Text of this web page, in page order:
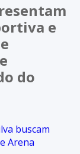
e
do